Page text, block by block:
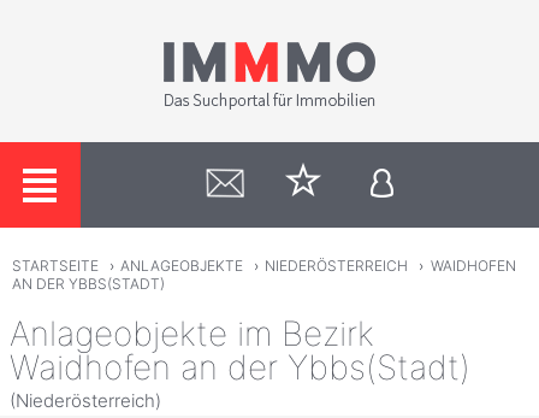
STARTSEITE › ANLAGEOBJEKTE › NIEDERÖSTERREICH › WAIDHOFEN
AN DER YBBS(STADT)
Anlageobjekte im Bezirk
Waidhofen an der Ybbs(Stadt)
(Niederösterreich)